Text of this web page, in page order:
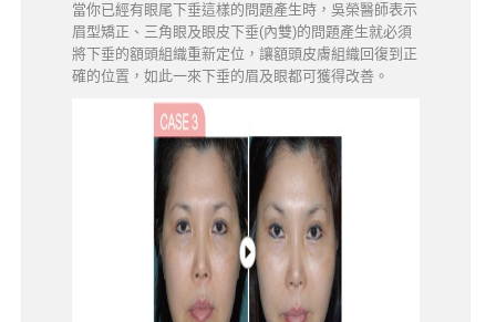
當你已經有眼尾下垂這樣的問題產生時，吳榮醫師表示
眉型矯正、三角眼及眼皮下垂(內雙)的問題產生就必須
將下垂的額頭組織重新定位，讓額頭皮膚組織回復到正
確的位置，如此一來下垂的眉及眼都可獲得改善。